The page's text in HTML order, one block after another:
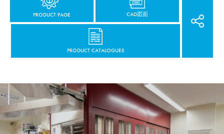
PRODUCT PAGE CAD図面
PRODUCT CATALOGUES